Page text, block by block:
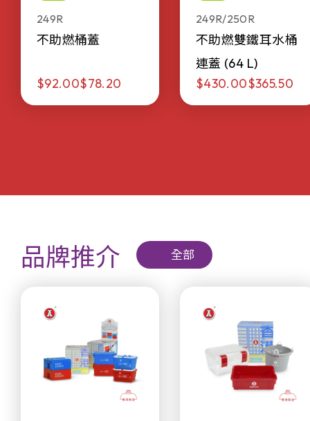
249R
不助燃桶蓋
$92.00$78.20
249R/250R
不助燃雙鐵耳水桶
連蓋 (64 L)
$430.00$365.50
品牌推介 全部